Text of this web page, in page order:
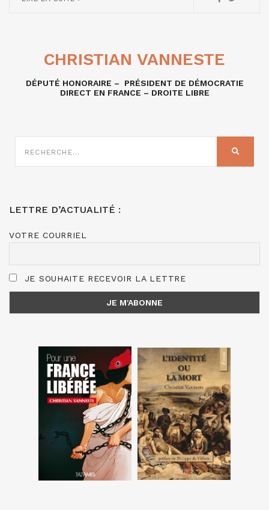
CHRISTIAN VANNESTE
DÉPUTÉ HONORAIRE – PRÉSIDENT DE DÉMOCRATIE
DIRECT EN FRANCE – DROITE LIBRE
SUR
LETTRE D’ACTUALITÉ :
VOTRE COURRIEL
JE SOUHAITE RECEVOIR LA LETTRE